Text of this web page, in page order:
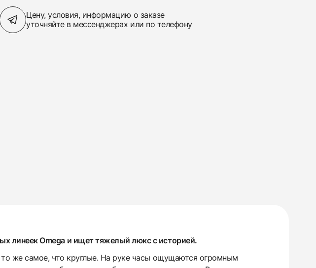
Цену, условия, информацию о заказе
уточняйте в мессенджерах или по телефону
линеек Omega и ищет тяжелый люкс с историей.
же самое, что круглые. На руке часы ощущаются огромным